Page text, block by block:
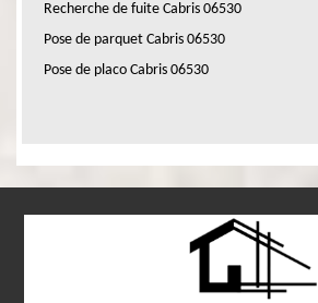
Recherche de fuite Cabris 06530
Pose de parquet Cabris 06530
Pose de placo Cabris 06530